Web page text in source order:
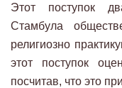
Этот поступок
Стамбула
религиозно
этот поступок
посчитав, что это